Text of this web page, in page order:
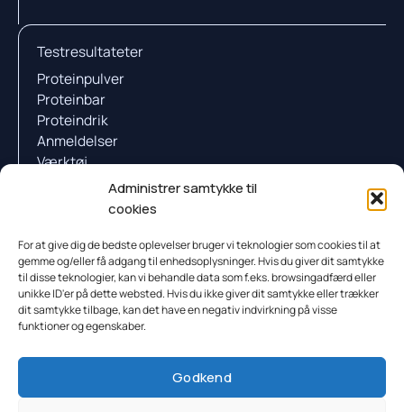
Administrer samtykke til
cookies
For at give dig de bedste oplevelser bruger vi teknologier som cookies til at
gemme og/eller få adgang til enhedsoplysninger. Hvis du giver dit samtykke
til disse teknologier, kan vi behandle data som f.eks. browsingadfærd eller
unikke ID'er på dette websted. Hvis du ikke giver dit samtykke eller trækker
dit samtykke tilbage, kan det have en negativ indvirkning på visse
funktioner og egenskaber.
Godkend
Testresultateter
Proteinpulver
Proteinbar
Proteindrik
Anmeldelser
Værktøj
Videnscenter
Proteinpulver Quiz
Firmaoplysninger
CVR: 44125234
Kongensgade 36B, 1, Odense 5000, Danmark
Marcus@tjekfitness.dk
a n
Y
o